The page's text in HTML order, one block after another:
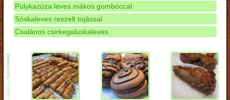
Pulykazúza leves mákos gombóccal
Sóskaleves reszelt tojással
Csalános csirkegaluskaleves